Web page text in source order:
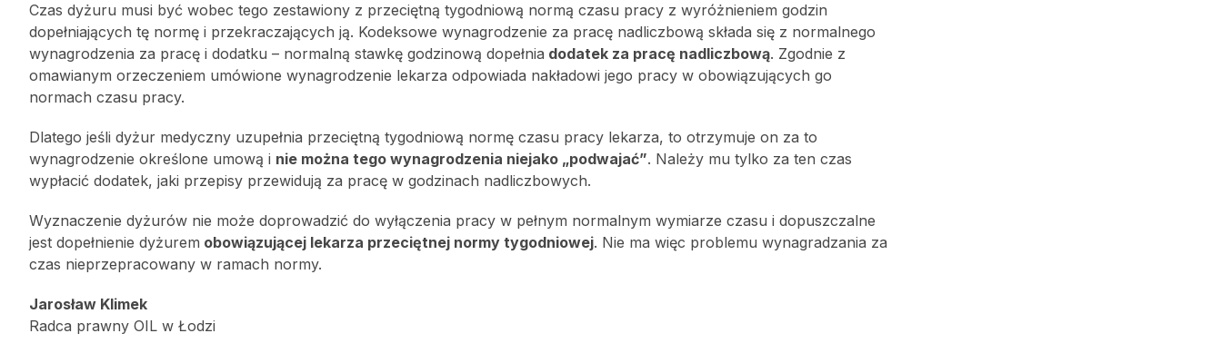
Czas dyżuru musi być wobec tego zestawiony z przeciętną tygodniową normą czasu pracy z wyróżnieniem godzin
dopełniających tę normę i przekraczających ją. Kodeksowe wynagrodzenie za pracę nadliczbową składa się z normalnego
wynagrodzenia za pracę i dodatku – normalną stawkę godzinową dopełnia dodatek za pracę nadliczbową. Zgodnie z
omawianym orzeczeniem umówione wynagrodzenie lekarza odpowiada nakładowi jego pracy w obowiązujących go
normach czasu pracy.
Dlatego jeśli dyżur medyczny uzupełnia przeciętną tygodniową normę czasu pracy lekarza, to otrzymuje on za to
wynagrodzenie określone umową i nie można tego wynagrodzenia niejako „podwajać”. Należy mu tylko za ten czas
wypłacić dodatek, jaki przepisy przewidują za pracę w godzinach nadliczbowych.
Wyznaczenie dyżurów nie może doprowadzić do wyłączenia pracy w pełnym normalnym wymiarze czasu i dopuszczalne
jest dopełnienie dyżurem obowiązującej lekarza przeciętnej normy tygodniowej. Nie ma więc problemu wynagradzania za
czas nieprzepracowany w ramach normy.
Jarosław Klimek
Radca prawny OIL w Łodzi